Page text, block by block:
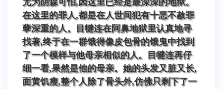
在这里的罪人,都是在人世间犯有十恶不赦罪
孽深重的人。目犍连在阿鼻地狱里认真地寻
找著,终于在一群饿得像皮包骨的饿鬼中找到
了一个模样与他母亲相似的人。目犍连再仔
细一看,果然是他的母亲。她的头发又脏又长,
面黄饥瘦,整个人除了骨头外,仿佛只剩下了一